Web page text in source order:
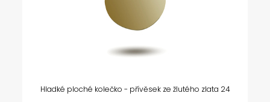
Hladké ploché kolečko - přívěsek ze žlutého zlata 24